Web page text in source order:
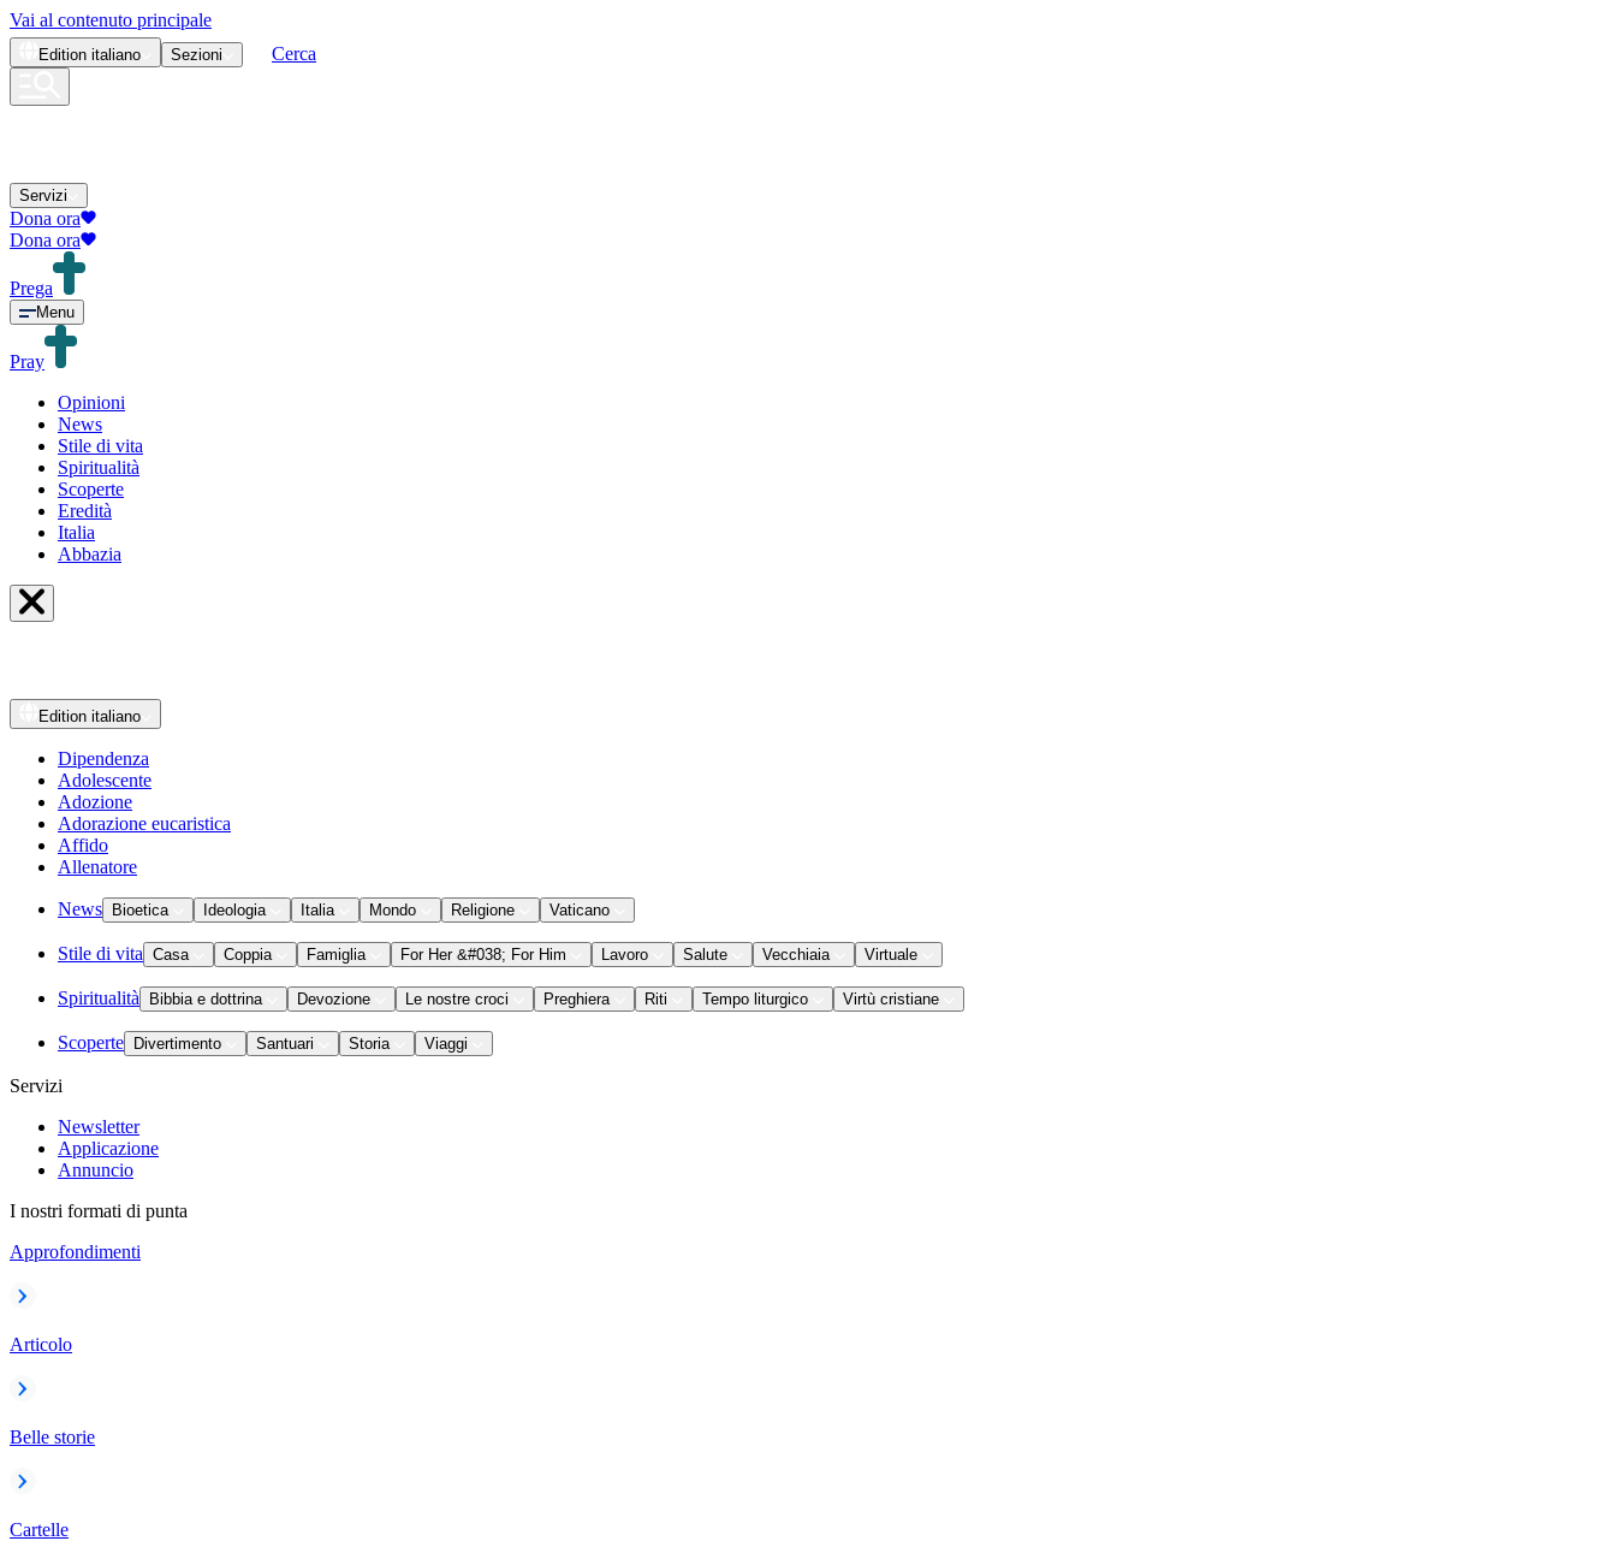
Vai al contenuto principale
Edition italiano Sezioni Cerca
Servizi
Dona ora
Dona ora
Prega
Menu
Pray
Opinioni
News
Stile di vita
Spiritualità
Scoperte
Eredità
Italia
Abbazia
Edition italiano
Dipendenza
Adolescente
Adozione
Adorazione eucaristica
Affido
Allenatore
News Bioetica Ideologia Italia Mondo Religione Vaticano
Stile di vita Casa Coppia Famiglia For Her &#038; For Him Lavoro Salute Vecchiaia Virtuale
Spiritualità Bibbia e dottrina Devozione Le nostre croci Preghiera Riti Tempo liturgico Virtù cristiane
Scoperte Divertimento Santuari Storia Viaggi
Servizi
Newsletter
Applicazione
Annuncio
I nostri formati di punta
Approfondimenti
Articolo
Belle storie
Cartelle